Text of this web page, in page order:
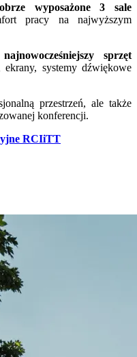
wyposażone 3 sale
pracy na najwyższym
najnowocześniejszy sprzęt
systemy dźwiękowe
przestrzeń, ale także
konferencji.
RCIiTT